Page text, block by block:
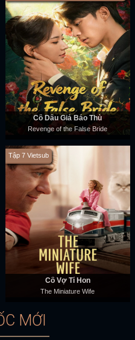
Cô Dâu Giả Báo Thù
Revenge of the False Bride
Tập 7 Vietsub
Cô Vợ Tí Hon
The Miniature Wife
MỚI